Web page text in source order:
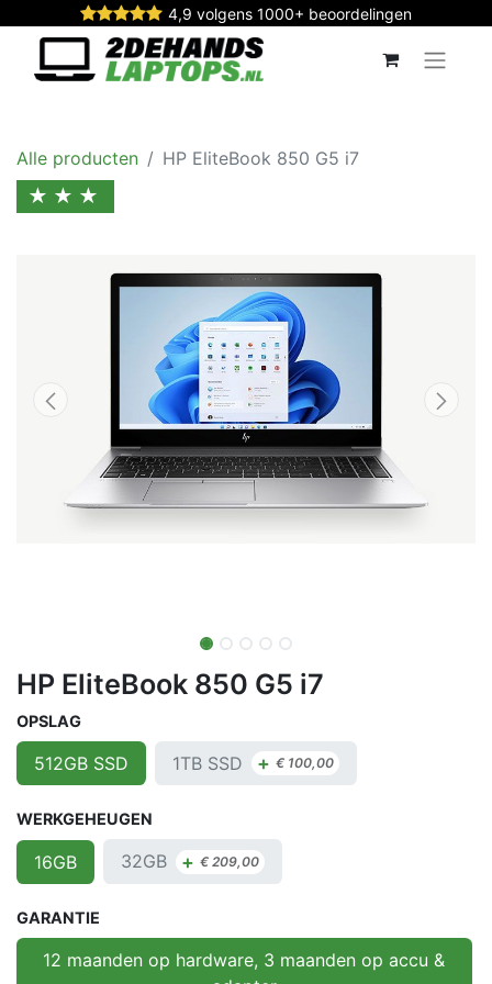
4,9 volgens 1000+ beoordelingen
Alle producten HP EliteBook 850 G5 i7
★★★
HP EliteBook 850 G5 i7
OPSLAG
512GB SSD 1TB SSD + € 100,00
WERKGEHEUGEN
16GB 32GB + €209,00
GARANTIE
12 maanden op hardware, 3 maanden op accu &